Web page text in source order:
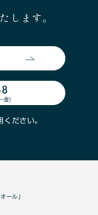
します。
金)
ください。
ール」